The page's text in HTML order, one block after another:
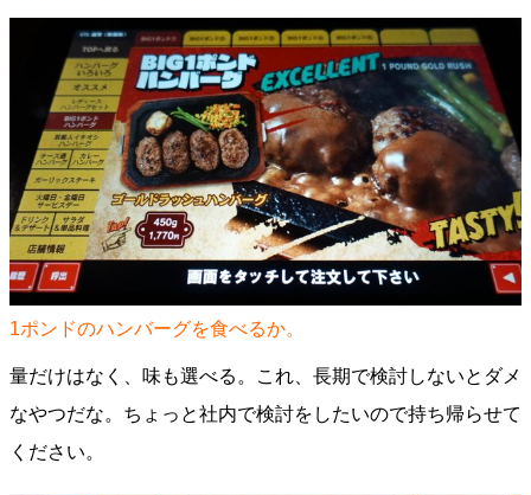
1ポンドのハンバーグを食べるか。
量だけはなく、味も選べる。これ、長期で検討しないとダメ
なやつだな。ちょっと社内で検討をしたいので持ち帰らせて
ください。